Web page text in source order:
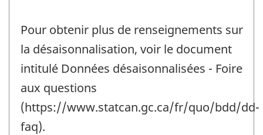
Pour obtenir plus de renseignements sur
la désaisonnalisation, voir le document
intitulé Données désaisonnalisées - Foire
aux questions
(https://www.statcan.gc.ca/fr/quo/bdd/dd-
faq).